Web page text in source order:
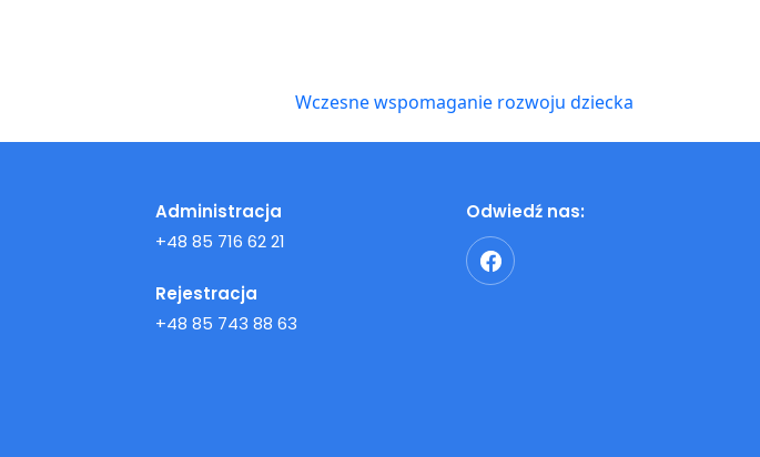
Wczesne wspomaganie rozwoju dziecka
Administracja
+48 85 716 62 21
Rejestracja
+48 85 743 88 63
Odwiedź nas: